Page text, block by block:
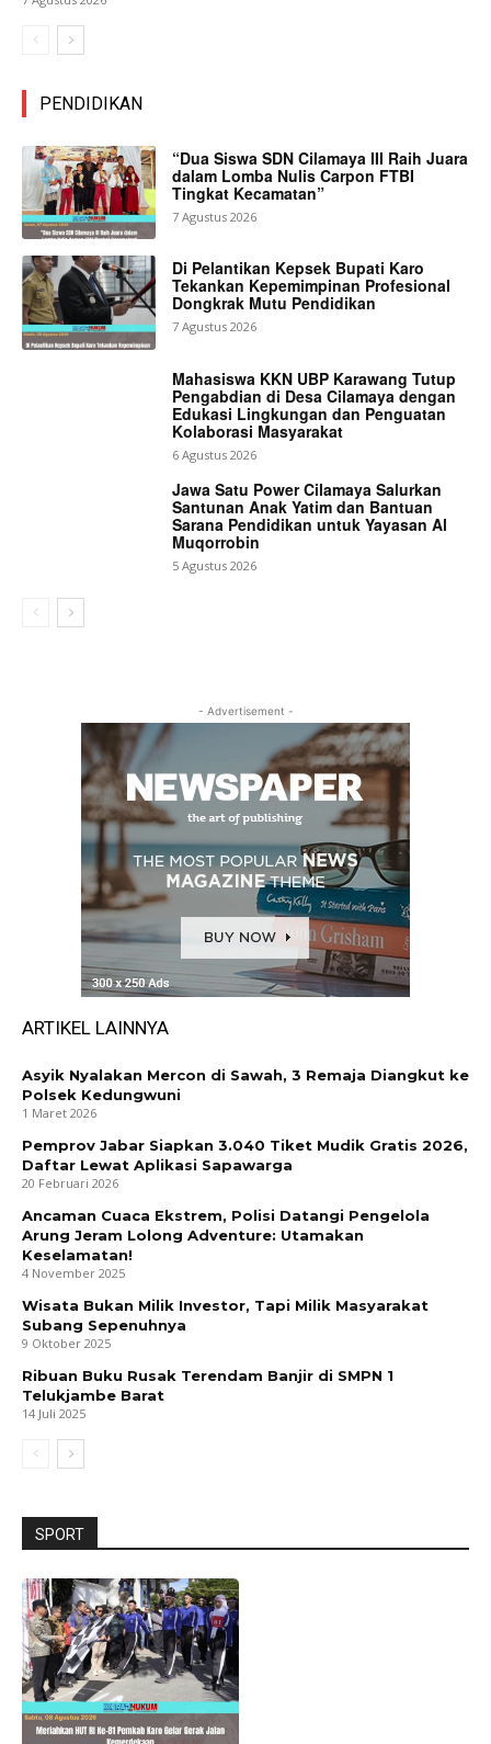
PENDIDIKAN
“Dua Siswa SDN Cilamaya III Raih Juara
dalam Lomba Nulis Carpon FTBI
Tingkat Kecamatan”
7 Agustus 2026
Di Pelantikan Kepsek Bupati Karo
Tekankan Kepemimpinan Profesional
Dongkrak Mutu Pendidikan
7 Agustus 2026
Mahasiswa KKN UBP Karawang Tutup
Pengabdian di Desa Cilamaya dengan
Edukasi Lingkungan dan Penguatan
Kolaborasi Masyarakat
6 Agustus 2026
Jawa Satu Power Cilamaya Salurkan
Santunan Anak Yatim dan Bantuan
Sarana Pendidikan untuk Yayasan Al
Muqorrobin
5 Agustus 2026
- Advertisement -
ARTIKEL LAINNYA
Asyik Nyalakan Mercon di Sawah, 3 Remaja Diangkut ke
Polsek Kedungwuni
1 Maret 2026
Pemprov Jabar Siapkan 3.040 Tiket Mudik Gratis 2026,
Daftar Lewat Aplikasi Sapawarga
20 Februari 2026
Ancaman Cuaca Ekstrem, Polisi Datangi Pengelola
Arung Jeram Lolong Adventure: Utamakan
Keselamatan!
4 November 2025
Wisata Bukan Milik Investor, Tapi Milik Masyarakat
Subang Sepenuhnya
9 Oktober 2025
Ribuan Buku Rusak Terendam Banjir di SMPN 1
Telukjambe Barat
14 Juli 2025
SPORT